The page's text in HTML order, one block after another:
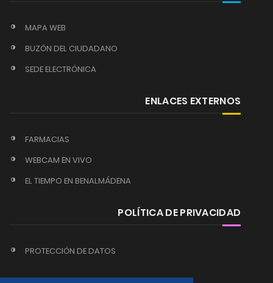
MAPA WEB
BUZÓN DEL CIUDADANO
SEDE ELECTRÓNICA
ENLACES EXTERNOS
FARMACIAS
WEBCAM EN VIVO
EL TIEMPO EN BENALMÁDENA
POLÍTICA DE PRIVACIDAD
PROTECCIÓN DE DATOS